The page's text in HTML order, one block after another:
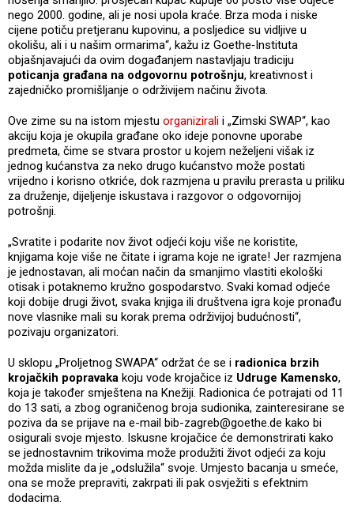
nego 2000. godine, ali je nosi upola kraće. Brza moda i niske
cijene potiču pretjeranu kupovinu, a posljedice su vidljive u
okolišu, ali i u našim ormarima“, kažu iz Goethe‑Instituta
objašnjavajući da ovim događanjem nastavljaju tradiciju
poticanja građana na odgovornu potrošnju, kreativnost i
zajedničko promišljanje o održivijem načinu života.
Ove zime su na istom mjestu organizirali i „Zimski SWAP“, kao
akciju koja je okupila građane oko ideje ponovne uporabe
predmeta, čime se stvara prostor u kojem neželjeni višak iz
jednog kućanstva za neko drugo kućanstvo može postati
vrijedno i korisno otkriće, dok razmjena u pravilu prerasta u priliku
za druženje, dijeljenje iskustava i razgovor o odgovornijoj
potrošnji.
„Svratite i podarite nov život odjeći koju više ne koristite,
knjigama koje više ne čitate i igrama koje ne igrate! Jer razmjena
je jednostavan, ali moćan način da smanjimo vlastiti ekološki
otisak i potaknemo kružno gospodarstvo. Svaki komad odjeće
koji dobije drugi život, svaka knjiga ili društvena igra koje pronađu
nove vlasnike mali su korak prema održivijoj budućnosti“,
pozivaju organizatori.
U sklopu „Proljetnog SWAPA“ održat će se i radionica brzih
krojačkih popravaka koju vode krojačice iz Udruge Kamensko,
koja je također smještena na Knežiji. Radionica će potrajati od 11
do 13 sati, a zbog ograničenog broja sudionika, zainteresirane se
poziva da se prijave na e-mail bib-zagreb@goethe.de kako bi
osigurali svoje mjesto. Iskusne krojačice će demonstrirati kako
se jednostavnim trikovima može produžiti život odjeći za koju
možda mislite da je „odslužila“ svoje. Umjesto bacanja u smeće,
ona se može prepraviti, zakrpati ili pak osvježiti s efektnim
dodacima.